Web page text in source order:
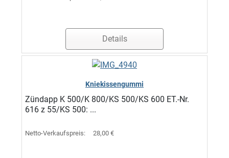
Details
Kniekissengummi
Zündapp K 500/K 800/KS 500/KS 600 ET.-Nr.
616 z 55/KS 500: ...
Netto-Verkaufspreis: 28,00 €